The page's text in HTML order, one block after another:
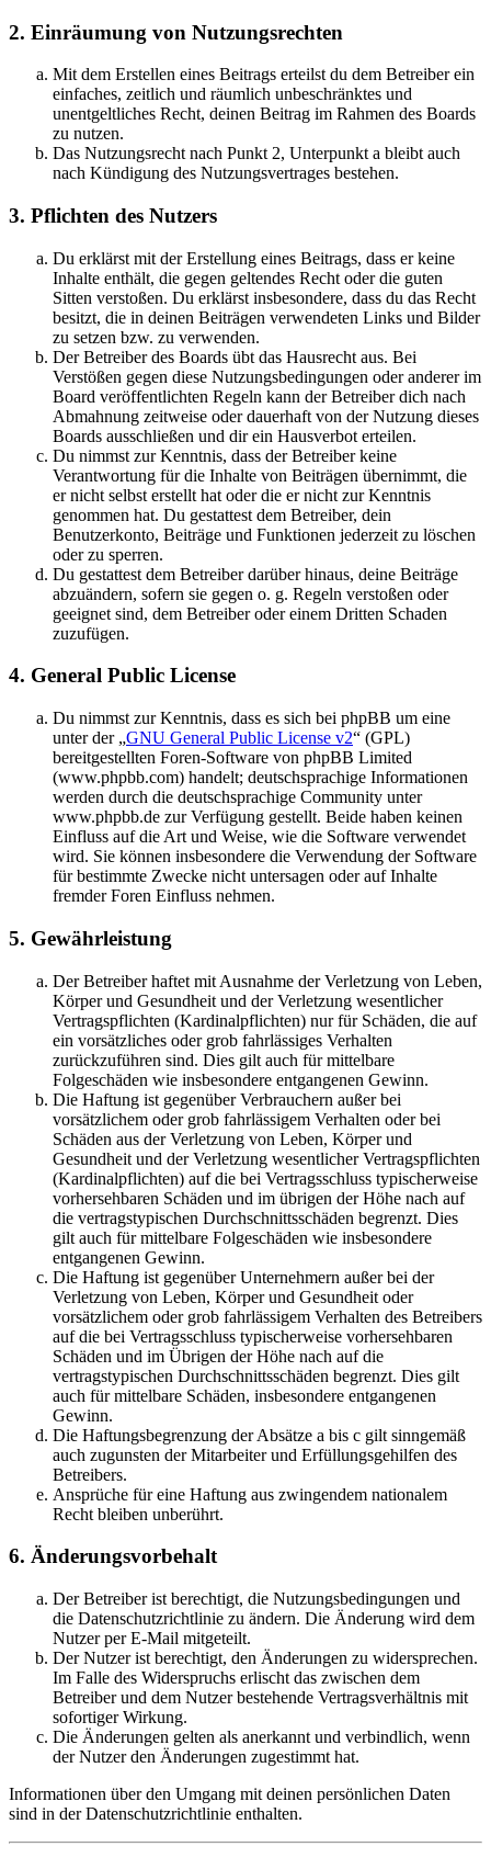
2. Einräumung von Nutzungsrechten
Mit dem Erstellen eines Beitrags erteilst du dem Betreiber ein
einfaches, zeitlich und räumlich unbeschränktes und
unentgeltliches Recht, deinen Beitrag im Rahmen des Boards
zu nutzen.
Das Nutzungsrecht nach Punkt 2, Unterpunkt a bleibt auch
nach Kündigung des Nutzungsvertrages bestehen.
3. Pflichten des Nutzers
Du erklärst mit der Erstellung eines Beitrags, dass er keine
Inhalte enthält, die gegen geltendes Recht oder die guten
Sitten verstoßen. Du erklärst insbesondere, dass du das Recht
besitzt, die in deinen Beiträgen verwendeten Links und Bilder
zu setzen bzw. zu verwenden.
Der Betreiber des Boards übt das Hausrecht aus. Bei
Verstößen gegen diese Nutzungsbedingungen oder anderer im
Board veröffentlichten Regeln kann der Betreiber dich nach
Abmahnung zeitweise oder dauerhaft von der Nutzung dieses
Boards ausschließen und dir ein Hausverbot erteilen.
Du nimmst zur Kenntnis, dass der Betreiber keine
Verantwortung für die Inhalte von Beiträgen übernimmt, die
er nicht selbst erstellt hat oder die er nicht zur Kenntnis
genommen hat. Du gestattest dem Betreiber, dein
Benutzerkonto, Beiträge und Funktionen jederzeit zu löschen
oder zu sperren.
Du gestattest dem Betreiber darüber hinaus, deine Beiträge
abzuändern, sofern sie gegen o. g. Regeln verstoßen oder
geeignet sind, dem Betreiber oder einem Dritten Schaden
zuzufügen.
4. General Public License
Du nimmst zur Kenntnis, dass es sich bei phpBB um eine
unter der „GNU General Public License v2“ (GPL)
bereitgestellten Foren-Software von phpBB Limited
(www.phpbb.com) handelt; deutschsprachige Informationen
werden durch die deutschsprachige Community unter
www.phpbb.de zur Verfügung gestellt. Beide haben keinen
Einfluss auf die Art und Weise, wie die Software verwendet
wird. Sie können insbesondere die Verwendung der Software
für bestimmte Zwecke nicht untersagen oder auf Inhalte
fremder Foren Einfluss nehmen.
5. Gewährleistung
Der Betreiber haftet mit Ausnahme der Verletzung von Leben,
Körper und Gesundheit und der Verletzung wesentlicher
Vertragspflichten (Kardinalpflichten) nur für Schäden, die auf
ein vorsätzliches oder grob fahrlässiges Verhalten
zurückzuführen sind. Dies gilt auch für mittelbare
Folgeschäden wie insbesondere entgangenen Gewinn.
Die Haftung ist gegenüber Verbrauchern außer bei
vorsätzlichem oder grob fahrlässigem Verhalten oder bei
Schäden aus der Verletzung von Leben, Körper und
Gesundheit und der Verletzung wesentlicher Vertragspflichten
(Kardinalpflichten) auf die bei Vertragsschluss typischerweise
vorhersehbaren Schäden und im übrigen der Höhe nach auf
die vertragstypischen Durchschnittsschäden begrenzt. Dies
gilt auch für mittelbare Folgeschäden wie insbesondere
entgangenen Gewinn.
Die Haftung ist gegenüber Unternehmern außer bei der
Verletzung von Leben, Körper und Gesundheit oder
vorsätzlichem oder grob fahrlässigem Verhalten des Betreibers
auf die bei Vertragsschluss typischerweise vorhersehbaren
Schäden und im Übrigen der Höhe nach auf die
vertragstypischen Durchschnittsschäden begrenzt. Dies gilt
auch für mittelbare Schäden, insbesondere entgangenen
Gewinn.
Die Haftungsbegrenzung der Absätze a bis c gilt sinngemäß
auch zugunsten der Mitarbeiter und Erfüllungsgehilfen des
Betreibers.
Ansprüche für eine Haftung aus zwingendem nationalem
Recht bleiben unberührt.
6. Änderungsvorbehalt
Der Betreiber ist berechtigt, die Nutzungsbedingungen und
die Datenschutzrichtlinie zu ändern. Die Änderung wird dem
Nutzer per E-Mail mitgeteilt.
Der Nutzer ist berechtigt, den Änderungen zu widersprechen.
Im Falle des Widerspruchs erlischt das zwischen dem
Betreiber und dem Nutzer bestehende Vertragsverhältnis mit
sofortiger Wirkung.
Die Änderungen gelten als anerkannt und verbindlich, wenn
der Nutzer den Änderungen zugestimmt hat.
Informationen über den Umgang mit deinen persönlichen Daten
sind in der Datenschutzrichtlinie enthalten.